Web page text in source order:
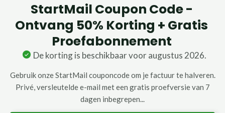
StartMail Coupon Code -
Ontvang 50% Korting + Gratis
Proefabonnement
De korting is beschikbaar voor augustus 2026.
Gebruik onze StartMail couponcode om je factuur te halveren.
Privé, versleutelde e-mail met een gratis proefversie van 7
dagen inbegrepen...